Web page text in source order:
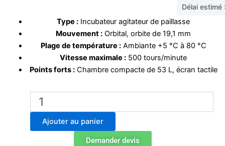
Délai
Type : Incubateur agitateur de paillasse
Mouvement : Orbital, orbite de 19,1 mm
Plage de température :Ambiante +5 °C à 80 °C
Vitesse maximale : 500 tours/minute
Points forts :Chambre compacte de 53 L, écran tactile
quantité
Incubateur
agitateur
Ajouter au panier
Demander devis